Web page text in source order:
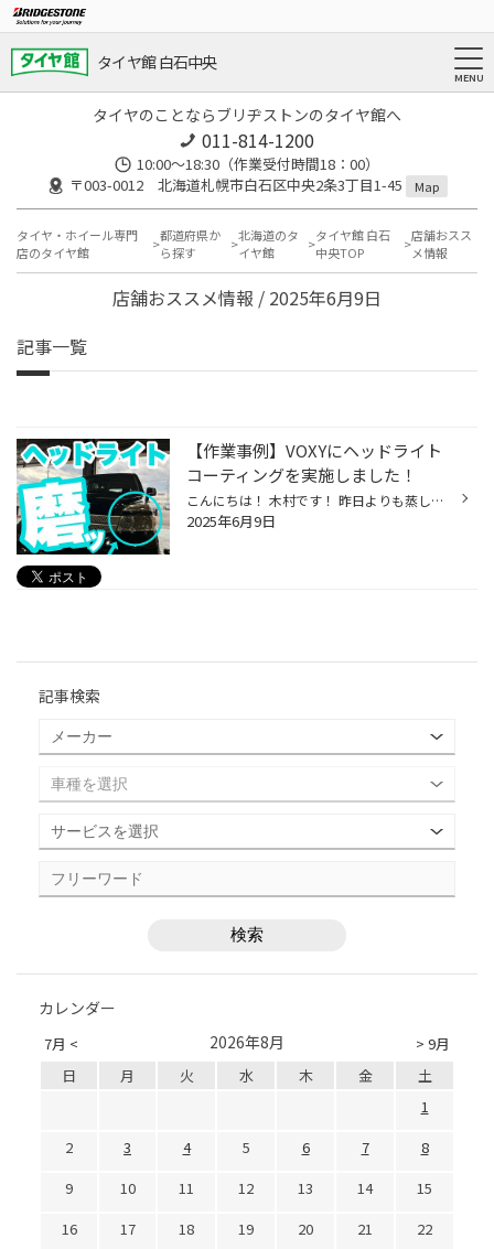
タイヤ館 白石中央
タイヤのことならブリヂストンのタイヤ館へ
011-814-1200
10:00～18:30（作業受付時間18：00）
〒003-0012 北海道札幌市白石区中央2条3丁目1-45
Map
タイヤ・ホイール専門
店のタイヤ館
都道府県か
ら探す
北海道のタ
イヤ館
タイヤ館 白石
中央TOP
店舗おスス
メ情報
店舗おススメ情報 / 2025年6月9日
記事一覧
【作業事例】VOXYにヘッドライト
コーティングを実施しました！
こんにちは！ 木村です！ 昨日よりも蒸し暑くなってきましたね！ 初夏でしょうか( *´艸｀) タイヤ館白石中央店では今の時期に ヘッドライトコーティングが人気です！ 【道内のタイヤ館で数店のみ！ワンランク上の施工はこちら▼】 ＞＞＞HONDA CR-V ヘッドライトスチーマー施工 をみてみる 今回の車...
2025年6月9日
記事検索
カレンダー
7月 < > 9月
2026年8月
日 月 火 水 木 金
土
1
2
3 4 5 6 7
8
9
10 11 12 13 14
15
16
17 18 19 20 21
22